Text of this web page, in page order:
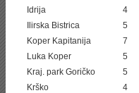
Idrija
4
Ilirska Bistrica
5
Koper Kapitanija
7
Luka Koper
5
Kraj. park Goričko
5
Krško
4